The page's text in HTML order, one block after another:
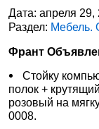
Дата: апреля 29,
Раздел: Мебель.
Франт
Стойку
полок +
розовый на
0008.